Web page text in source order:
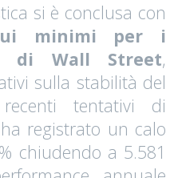
si è conclusa con
minimi per i
di Wall Street,
sulla stabilità del
tentativi di
ha registrato un calo
chiudendo a 5.581